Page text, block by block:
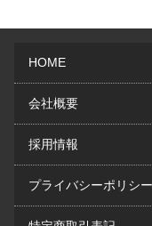
HOME
会社概要
採用情報
プライバシーポリシー